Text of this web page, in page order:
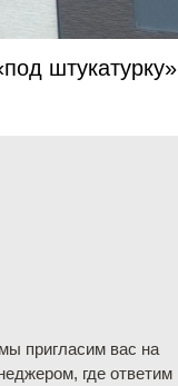
штукатурку»
пригласим вас на
где ответим